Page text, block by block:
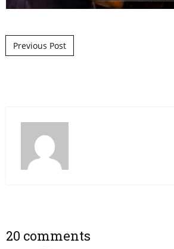
Post navigation
Previous Post
20 comments